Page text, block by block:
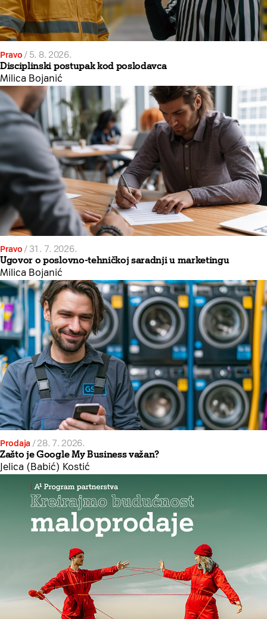
Pravo / 5. 8. 2026.
Disciplinski postupak kod poslodavca
Milica Bojanić
Pravo / 31. 7. 2026.
Ugovor o poslovno-tehničkoj saradnji u marketingu
Milica Bojanić
Prodaja /28. 7. 2026.
Zašto je Google My Business važan?
Jelica (Babić) Kostić